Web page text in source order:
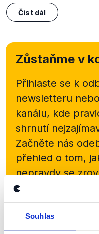
Souhlas
Číst dál
Zůstaňme v
Přihlaste se k
newsletteru nebo
kanálu, kde
shrnutí
Začněte nás
přehled o tom,
nepravdy se
Newsletter